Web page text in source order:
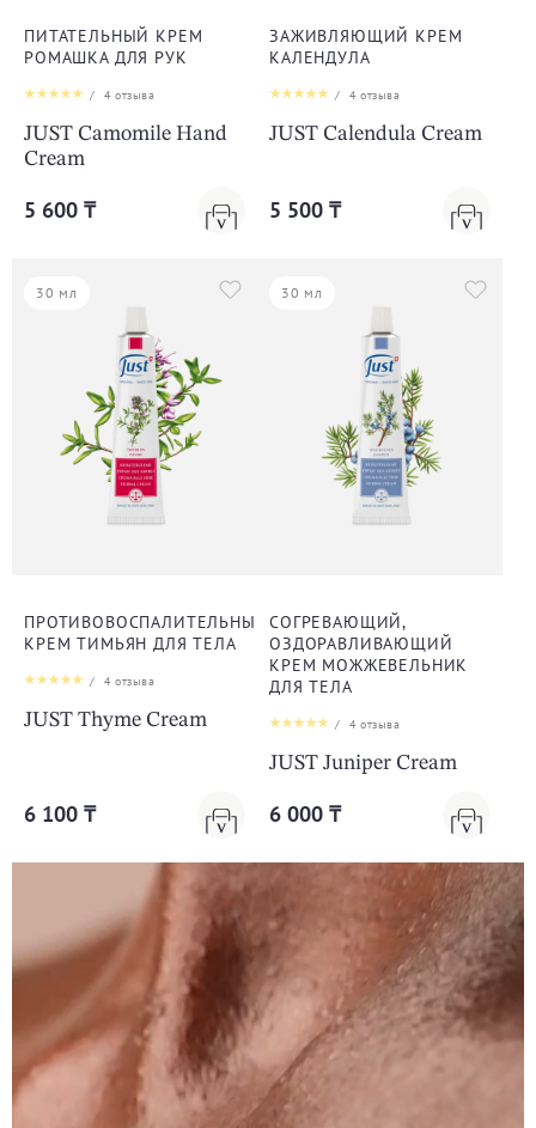
ПИТАТЕЛЬНЫЙ КРЕМ
РОМАШКА ДЛЯ РУК
/ 4отзыва
JUST Camomile Hand
Cream
5 600 ₸
ЗАЖИВЛЯЮЩИЙ КРЕМ
КАЛЕНДУЛА
/ 4отзыва
JUST Calendula Cream
5 500 ₸
30 мл
ПРОТИВОВОСПАЛИТЕЛЬНЫЙ
КРЕМ ТИМЬЯН ДЛЯ ТЕЛА
/ 4отзыва
JUST Thyme Cream
6 100 ₸
30 мл
СОГРЕВАЮЩИЙ,
ОЗДОРАВЛИВАЮЩИЙ
КРЕМ МОЖЖЕВЕЛЬНИК
ДЛЯ ТЕЛА
/ 4отзыва
JUST Juniper Cream
6 000 ₸